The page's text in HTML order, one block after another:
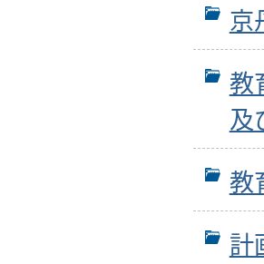
京
教
及
教
計